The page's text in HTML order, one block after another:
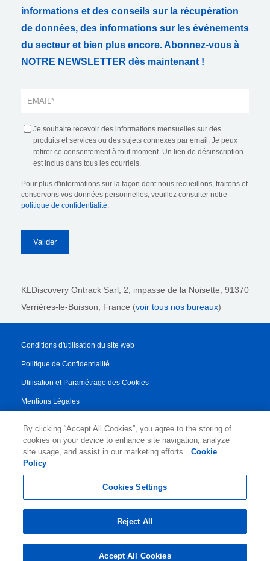
informations et des conseils sur la récupération
de données, des informations sur les événements
du secteur et bien plus encore. Abonnez-vous à
NOTRE NEWSLETTER dès maintenant !
Je souhaite recevoir des informations mensuelles sur des
produits et services ou des sujets connexes par email. Je peux
retirer ce consentement à tout moment. Un lien de désinscription
est inclus dans tous les courriels.
Pour plus d'informations sur la façon dont nous recueillons, traitons et
conservons vos données personnelles, veuillez consulter notre
politique de confidentialité
KLDiscovery Ontrack Sarl, 2, impasse de la Noisette, 91370
Verrières-le-Buisson, France (voir tous nos bureaux)
Conditions d'utilisation du site web
Politique de Confidentialité
Utilisation et Paramétrage des Cookies
Mentions Légales
Conditions Générales de Vente
Contrat de Partenariat
By clicking “Accept All Cookies”, you agree to the storing of
cookies on your device to enhance site navigation, analyze
site usage, and assist in our marketing efforts.
Cookie
Policy
Cookies Settings
Reject All
Accept All Cookies